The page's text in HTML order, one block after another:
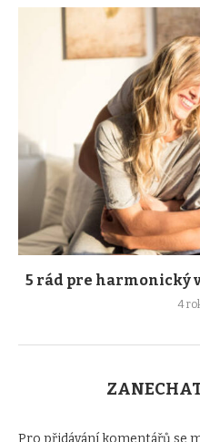
5 rád pre harmonický
4